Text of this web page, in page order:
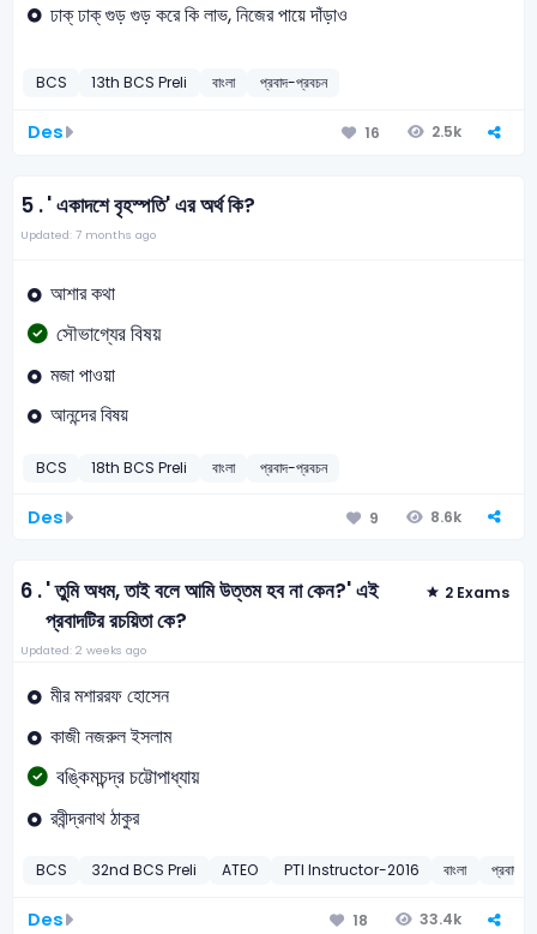
ঢাক্‌ ঢাক্‌ গুড় গুড় করে কি লাভ, নিজের পায়ে দাঁড়াও
BCS 13th BCS Preli বাংলা প্রবাদ-প্রবচন
Des 16 2.5k
5 .' একাদশে বৃহস্পতি' এর অর্থ কি?
Updated: 7 months ago
আশার কথা
সৌভাগ্যের বিষয়
মজা পাওয়া
আনন্দের বিষয়
BCS 18th BCS Preli বাংলা প্রবাদ-প্রবচন
Des 9 8.6k
6 .' তুমি অধম, তাই বলে আমি উত্তম হব না কেন?' এই
প্রবাদটির রচয়িতা কে?
2 Exams
Updated: 2 weeks ago
মীর মশাররফ হোসেন
কাজী নজরুল ইসলাম
বঙ্কিমচন্দ্র চট্টোপাধ্যায়
রবীন্দ্রনাথ ঠাকুর
BCS 32nd BCS Preli ATEO PTI Instructor-2016 বাংলা প্রবাদ-
Des 18 33.4k